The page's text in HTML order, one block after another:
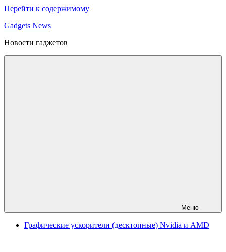
Перейти к содержимому
Gadgets News
Новости гаджетов
Меню
Графические ускорители (десктопные) Nvidia и AMD